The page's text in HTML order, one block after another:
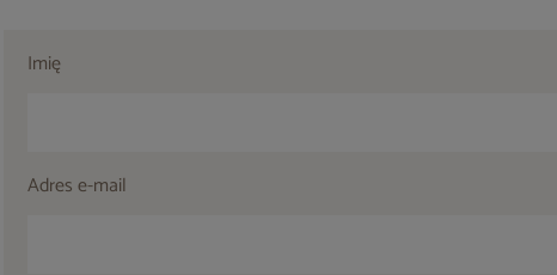
Imię
Adres e-mail